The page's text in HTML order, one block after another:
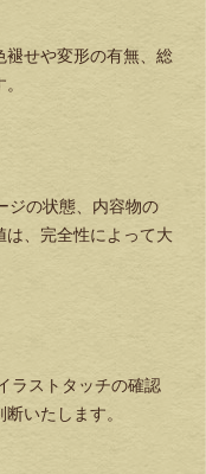
褪せや変形の有無、総
ジの状態、内容物の
は、完全性によって大
ラストタッチの確認
いたします。